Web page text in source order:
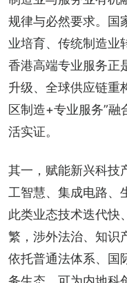
规律与必然要求。国
业培育、传统制造业
香港高端专业服务正
升级、全球供应链重
区制造+专业服务”融
活实证。
其一，赋能新兴科技
工智慧、集成电路、
此类业态技术迭代快
繁，涉外法治、知识
依托普通法体系、国